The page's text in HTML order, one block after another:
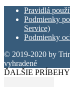
Pravidlá
Podmienky
Service)
Podmienky
© 2019-2020 by
vyhradené
ĎALŠIE PRÍBEHY